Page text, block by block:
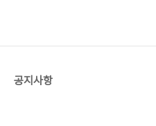
공지사항